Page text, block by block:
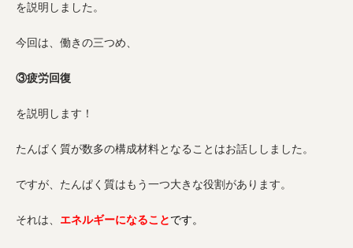
を説明しました。
今回は、働きの三つめ、
③疲労回復
を説明します！
たんぱく質が数多の構成材料となることはお話ししました。
ですが、たんぱく質はもう一つ大きな役割があります。
それは、 エネルギーになることです。